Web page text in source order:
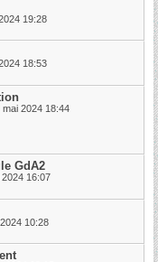
19:28
18:53
mai 2024 18:44
GdA2
16:07
10:28